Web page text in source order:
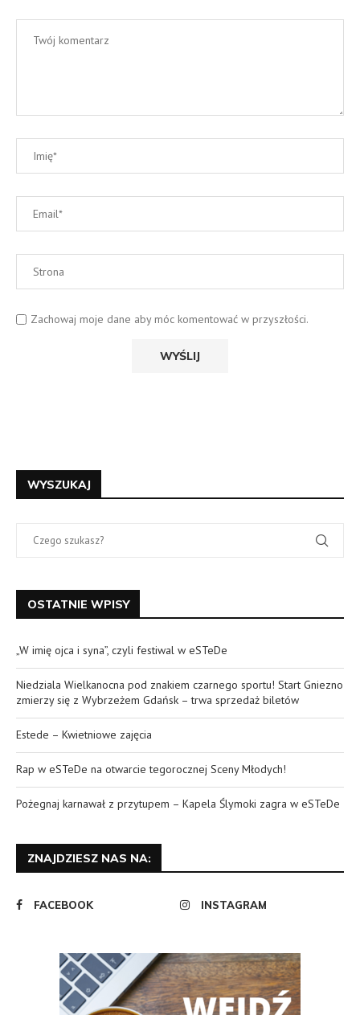
Zachowaj moje dane aby móc komentować w przyszłości.
WYSZUKAJ
OSTATNIE WPISY
„W imię ojca i syna”, czyli festiwal w eSTeDe
Niedziala Wielkanocna pod znakiem czarnego sportu! Start Gniezno
zmierzy się z Wybrzeżem Gdańsk – trwa sprzedaż biletów
Estede – Kwietniowe zajęcia
Rap w eSTeDe na otwarcie tegorocznej Sceny Młodych!
Pożegnaj karnawał z przytupem – Kapela Ślymoki zagra w eSTeDe
ZNAJDZIESZ NAS NA:
FACEBOOK INSTAGRAM